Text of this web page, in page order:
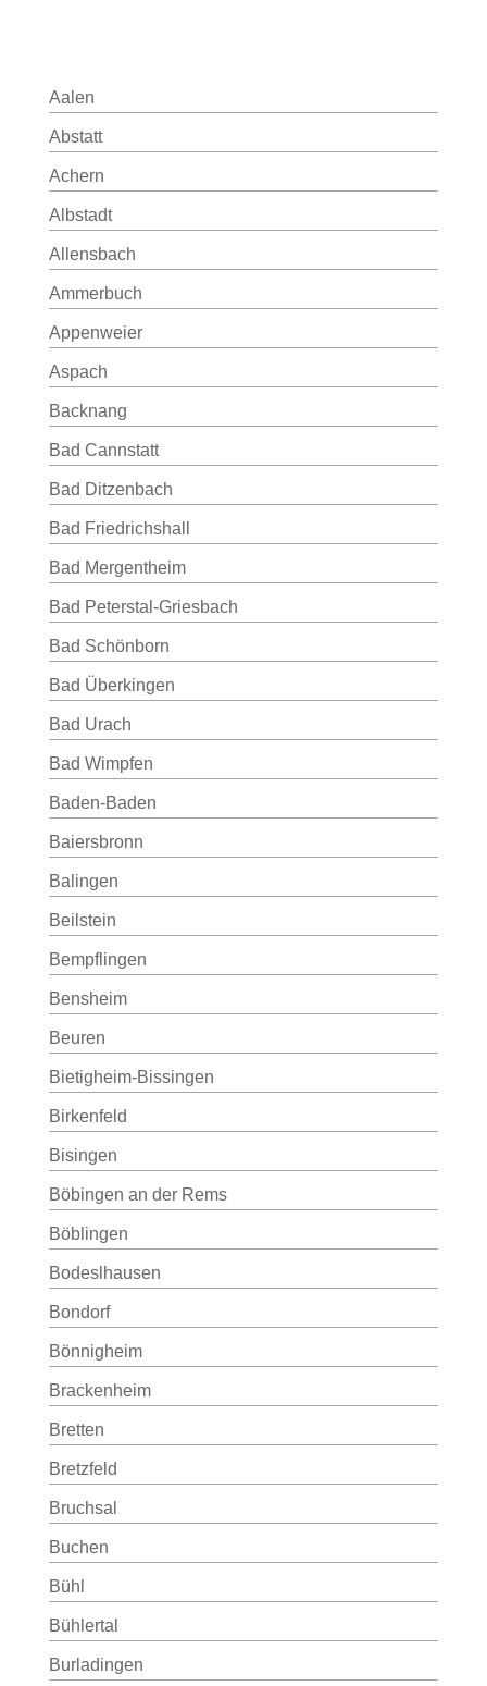
Aalen
Abstatt
Achern
Albstadt
Allensbach
Ammerbuch
Appenweier
Aspach
Backnang
Bad Cannstatt
Bad Ditzenbach
Bad Friedrichshall
Bad Mergentheim
Bad Peterstal-Griesbach
Bad Schönborn
Bad Überkingen
Bad Urach
Bad Wimpfen
Baden-Baden
Baiersbronn
Balingen
Beilstein
Bempflingen
Bensheim
Beuren
Bietigheim-Bissingen
Birkenfeld
Bisingen
Böbingen an der Rems
Böblingen
Bodeslhausen
Bondorf
Bönnigheim
Brackenheim
Bretten
Bretzfeld
Bruchsal
Buchen
Bühl
Bühlertal
Burladingen